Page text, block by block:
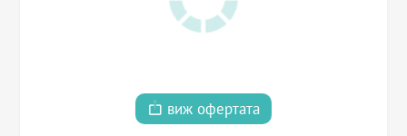
виж офертата